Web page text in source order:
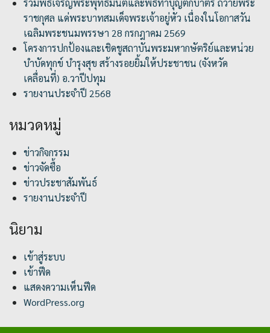
ร่วมพิธีเจริญพระพุทธมนต์และพิธีทำบุญตักบาตร ถวายพระ
ราชกุศล แด่พระบาทสมเด็จพระเจ้าอยู่หัว เนื่องในโอกาสวัน
เฉลิมพระชนมพรรษา 28 กรกฎาคม 2569
โครงการปกป้องและเชิดชูสถาบันพระมหากษัตริย์และหน่วย
บำบัดทุกข์ บำรุงสุข สร้างรอยยิ้มให้ประชาชน (จังหวัด
เคลื่อนที่) อ.วาปีปทุม
รายงานประจำปี 2568
หมวดหมู่
ข่าวกิจกรรม
ข่าวจัดซื้อ
ข่าวประชาสัมพันธ์
รายงานประจำปี
นิยาม
เข้าสู่ระบบ
เข้าฟีด
แสดงความเห็นฟีด
WordPress.org